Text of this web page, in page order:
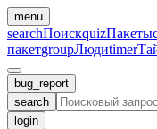
menu
searchПоискquizПакеты
пакетgroupЛюдиtimer
bug_report
search
login